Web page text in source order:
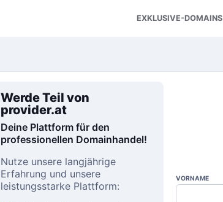
EXKLUSIVE-DOMAINS
Werde Teil von
provider.at
Deine Plattform für den
professionellen Domainhandel!
Nutze unsere langjährige
Erfahrung und unsere
leistungsstarke Plattform:
VORNAME